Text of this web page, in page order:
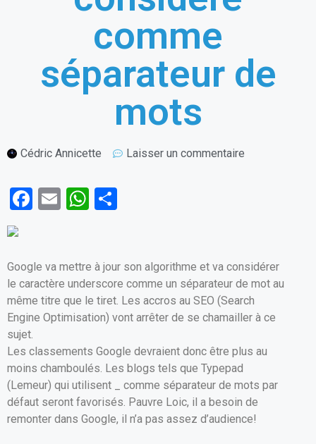
comme
séparateur de
mots
Cédric Annicette Laisser un commentaire
F
b
o
o
E
W
s
A
p
g
er
Google va mettre à jour son algorithme et va considérer
le caractère underscore comme un séparateur de mot au
même titre que le tiret. Les accros au SEO (Search
Engine Optimisation) vont arrêter de se chamailler à ce
sujet.
Les classements Google devraient donc être plus au
moins chamboulés. Les blogs tels que Typepad
(Lemeur) qui utilisent _ comme séparateur de mots par
défaut seront favorisés. Pauvre Loic, il a besoin de
remonter dans Google, il n’a pas assez d’audience!